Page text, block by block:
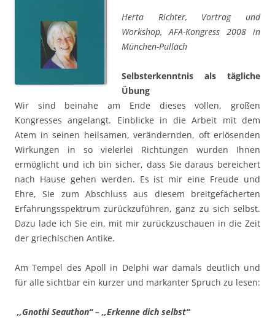
Herta Richter, Vortrag und
Workshop, AFA-Kongress 2008 in
München-Pullach
Selbsterkenntnis als tägliche
Übung
Wir sind beinahe am Ende dieses vollen, großen
Kongresses angelangt. Einblicke in die Arbeit mit dem
Atem in seinen heilsamen, verändernden, oft erlösenden
Wirkungen in so vielerlei Richtungen wurden Ihnen
ermöglicht und ich bin sicher, dass Sie daraus bereichert
nach Hause gehen werden. Es ist mir eine Freude und
Ehre, Sie zum Abschluss aus diesem breitgefächerten
Erfahrungsspektrum zurückzuführen, ganz zu sich selbst.
Dazu lade ich Sie ein, mit mir zurückzuschauen in die Zeit
der griechischen Antike.
Am Tempel des Apoll in Delphi war damals deutlich und
für alle sichtbar ein kurzer und markanter Spruch zu lesen:
,,Gnothi Seauthon“ – ,,Erkenne dich selbst“